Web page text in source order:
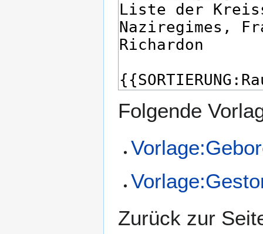
Folgende
Zurück zur